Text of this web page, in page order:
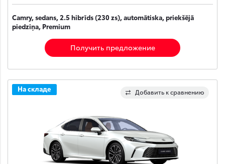
Camry, sedans, 2.5 hibrīds (230 zs), automātiska, priekšējā
piedziņa, Premium
Получить предложение
Добавить к сравнению
На складе